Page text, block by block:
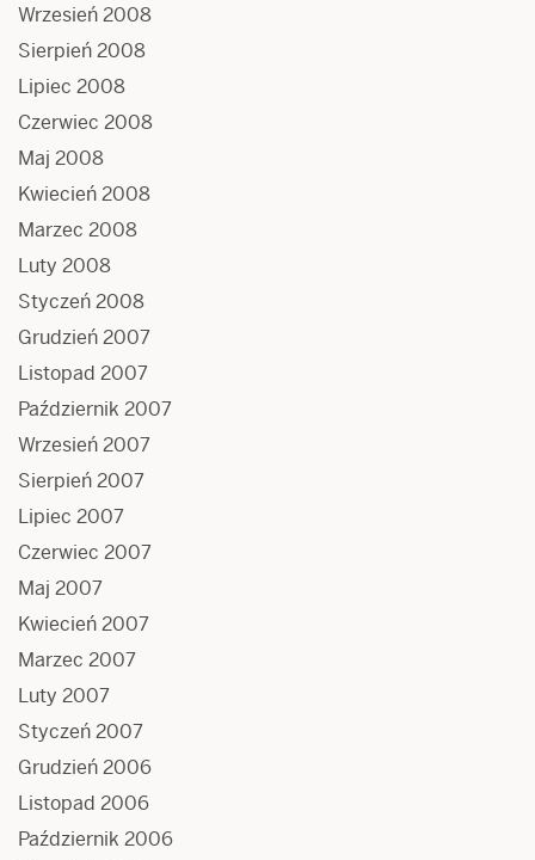
Wrzesień 2008
Sierpień 2008
Lipiec 2008
Czerwiec 2008
Maj 2008
Kwiecień 2008
Marzec 2008
Luty 2008
Styczeń 2008
Grudzień 2007
Listopad 2007
Październik 2007
Wrzesień 2007
Sierpień 2007
Lipiec 2007
Czerwiec 2007
Maj 2007
Kwiecień 2007
Marzec 2007
Luty 2007
Styczeń 2007
Grudzień 2006
Listopad 2006
Październik 2006